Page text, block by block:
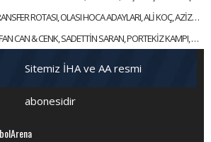
SERCAN HAMZAOĞLU | TRANSFER ROTASI, OLASI HOCA ADAYLARI, ALİ KOÇ, AZİZ YILDIRIM | GÜNDEM FENERBAHÇE
SERCAN HAMZAOĞLU | İRFAN CAN & CENK, SADETTİN SARAN, PORTEKİZ KAMPI, TEDESCO | GÜNDEM FENERBAHÇE
Sitemiz İHA ve AA resmi
abonesidir